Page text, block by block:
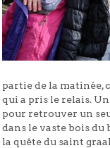
partie de la matinée,
qui a pris le relais.
pour retrouver un
dans le vaste bois du
la quête du saint